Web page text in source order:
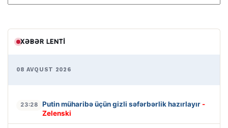
XƏBƏR LENTI
08 AVQUST 2026
23:28 Putin müharibə üçün gizli səfərbərlik hazırlayır -
Zelenski